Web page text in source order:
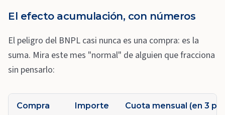
El efecto acumulación, con números
El peligro del BNPL casi nunca es una compra: es la
suma. Mira este mes "normal" de alguien que fracciona
sin pensarlo:
Compra Importe Cuota mensual (en 3